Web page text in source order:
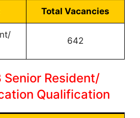
Total Vacancies
642
Senior Resident/
Qualification